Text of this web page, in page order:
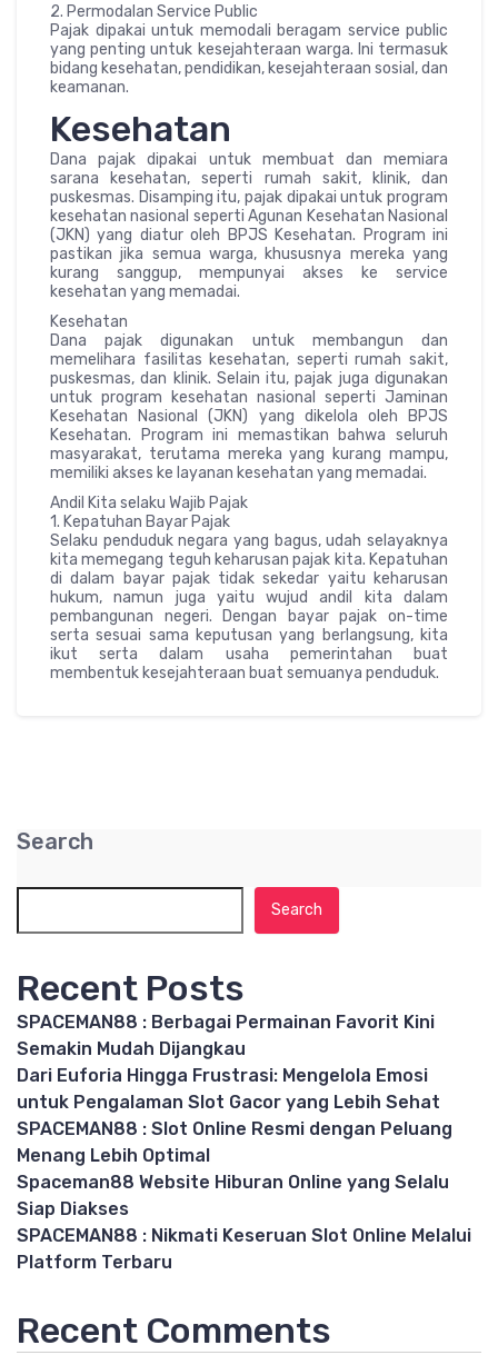
2. Permodalan Service Public
Pajak dipakai untuk memodali beragam service public
yang penting untuk kesejahteraan warga. Ini termasuk
bidang kesehatan, pendidikan, kesejahteraan sosial, dan
keamanan.
Kesehatan
Dana pajak dipakai untuk membuat dan memiara
sarana kesehatan, seperti rumah sakit, klinik, dan
puskesmas. Disamping itu, pajak dipakai untuk program
kesehatan nasional seperti Agunan Kesehatan Nasional
(JKN) yang diatur oleh BPJS Kesehatan. Program ini
pastikan jika semua warga, khususnya mereka yang
kurang sanggup, mempunyai akses ke service
kesehatan yang memadai.
Kesehatan
Dana pajak digunakan untuk membangun dan
memelihara fasilitas kesehatan, seperti rumah sakit,
puskesmas, dan klinik. Selain itu, pajak juga digunakan
untuk program kesehatan nasional seperti Jaminan
Kesehatan Nasional (JKN) yang dikelola oleh BPJS
Kesehatan. Program ini memastikan bahwa seluruh
masyarakat, terutama mereka yang kurang mampu,
memiliki akses ke layanan kesehatan yang memadai.
Andil Kita selaku Wajib Pajak
1. Kepatuhan Bayar Pajak
Selaku penduduk negara yang bagus, udah selayaknya
kita memegang teguh keharusan pajak kita. Kepatuhan
di dalam bayar pajak tidak sekedar yaitu keharusan
hukum, namun juga yaitu wujud andil kita dalam
pembangunan negeri. Dengan bayar pajak on-time
serta sesuai sama keputusan yang berlangsung, kita
ikut serta dalam usaha pemerintahan buat
membentuk kesejahteraan buat semuanya penduduk.
Search
Search
Recent Posts
SPACEMAN88 : Berbagai Permainan Favorit Kini
Semakin Mudah Dijangkau
Dari Euforia Hingga Frustrasi: Mengelola Emosi
untuk Pengalaman Slot Gacor yang Lebih Sehat
SPACEMAN88 : Slot Online Resmi dengan Peluang
Menang Lebih Optimal
Spaceman88 Website Hiburan Online yang Selalu
Siap Diakses
SPACEMAN88 : Nikmati Keseruan Slot Online Melalui
Platform Terbaru
Recent Comments